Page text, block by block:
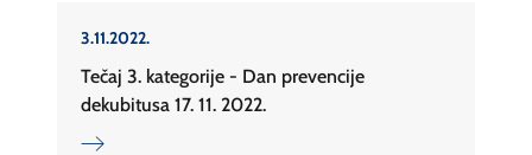
3.11.2022.
Tečaj 3. kategorije - Dan prevencije
dekubitusa 17. 11. 2022.